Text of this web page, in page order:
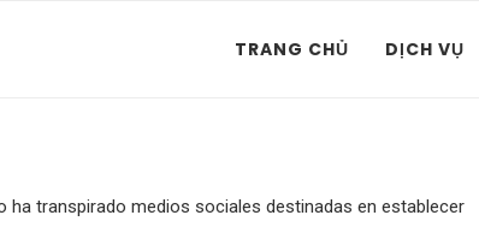
TRANG CHỦ DỊCH VỤ
ha transpirado medios sociales destinadas en establecer